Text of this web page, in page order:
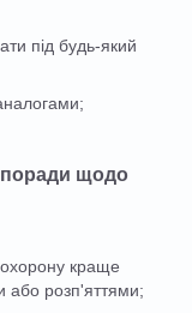
під будь-який
поради щодо
краще
або розп'яттями;